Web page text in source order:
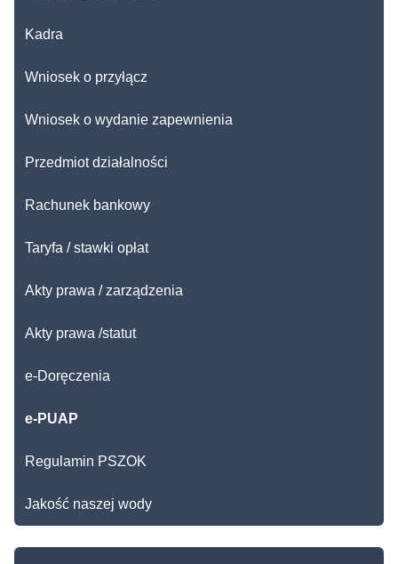
Kadra
Wniosek o przyłącz
Wniosek o wydanie zapewnienia
Przedmiot działalności
Rachunek bankowy
Taryfa / stawki opłat
Akty prawa / zarządzenia
Akty prawa /statut
e-Doręczenia
e-PUAP
Regulamin PSZOK
Jakość naszej wody